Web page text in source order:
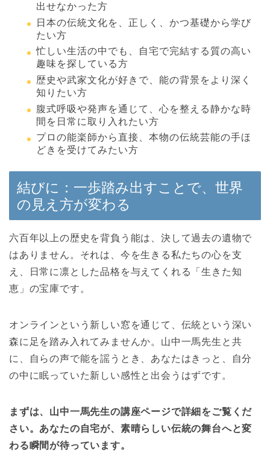
出せなかった方
日本の伝統文化を、正しく、かつ基礎から学び
たい方
忙しい生活の中でも、自宅で完結する質の高い
趣味を探している方
歴史や武家文化が好きで、能の背景をより深く
知りたい方
腹式呼吸や発声を通じて、心を整える静かな時
間を日常に取り入れたい方
プロの能楽師から直接、本物の伝統芸能の手ほ
どきを受けてみたい方
結びに：一歩踏み出すことで、世界
の見え方が変わる
六百年以上の歴史を背負う能は、決して過去の遺物で
はありません。それは、今を生きる私たちの心を支
え、日常に凛とした品格を与えてくれる「生きた知
恵」の宝庫です。
オンラインという新しい窓を通じて、伝統という深い
森に足を踏み入れてみませんか。山中一馬先生と共
に、自らの声で能を謡うとき、あなたはきっと、自分
の中に眠っていた新しい感性と出会うはずです。
まずは、山中一馬先生の講座ページで詳細をご覧くだ
さい。あなたの自宅が、素晴らしい伝統の舞台へと変
わる瞬間が待っています。